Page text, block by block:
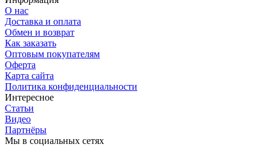
О нас
Доставка и оплата
Обмен и возврат
Как заказать
Оптовым покупателям
Оферта
Карта сайта
Политика конфиденциальности
Интересное
Статьи
Видео
Партнёры
Мы в социальных сетях